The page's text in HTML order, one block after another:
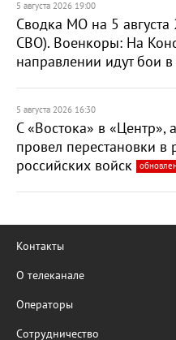
5 августа 2026 19:00
Сводка МО на 5
СВО). Военкоры: На
направлении идут бои
5 августа 2026 16:30
С «Востока» в «Центр»,
провел перестановки в
российских войск
Контакты
О телеканале
Операторы
Сотрудничество